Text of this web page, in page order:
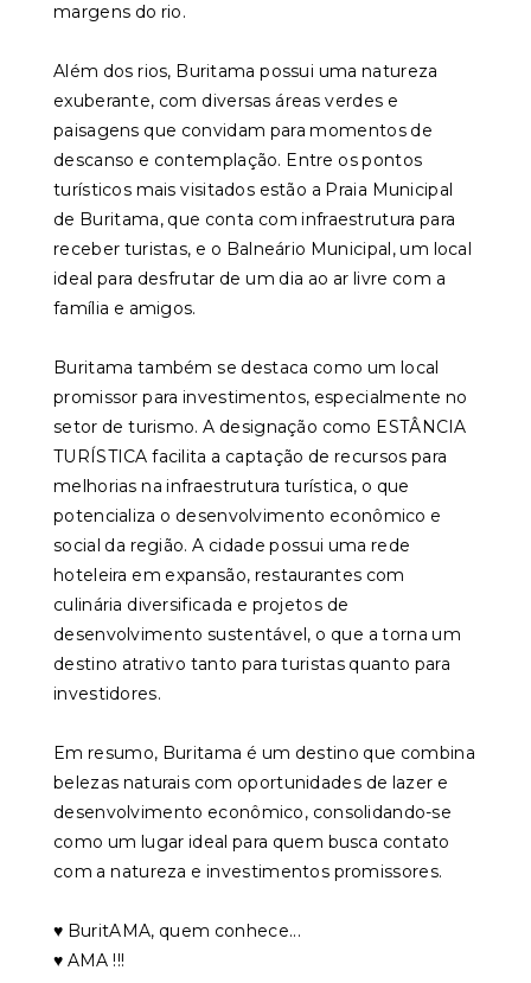
margens do rio.
Além dos rios, Buritama possui uma natureza
exuberante, com diversas áreas verdes e
paisagens que convidam para momentos de
descanso e contemplação. Entre os pontos
turísticos mais visitados estão a Praia Municipal
de Buritama, que conta com infraestrutura para
receber turistas, e o Balneário Municipal, um local
ideal para desfrutar de um dia ao ar livre com a
família e amigos.
Buritama também se destaca como um local
promissor para investimentos, especialmente no
setor de turismo. A designação como ESTÂNCIA
TURÍSTICA facilita a captação de recursos para
melhorias na infraestrutura turística, o que
potencializa o desenvolvimento econômico e
social da região. A cidade possui uma rede
hoteleira em expansão, restaurantes com
culinária diversificada e projetos de
desenvolvimento sustentável, o que a torna um
destino atrativo tanto para turistas quanto para
investidores.
Em resumo, Buritama é um destino que combina
belezas naturais com oportunidades de lazer e
desenvolvimento econômico, consolidando-se
como um lugar ideal para quem busca contato
com a natureza e investimentos promissores.
♥️ BuritAMA, quem conhece...
♥️ AMA !!!